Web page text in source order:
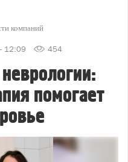
компаний
12:09 454
помогает